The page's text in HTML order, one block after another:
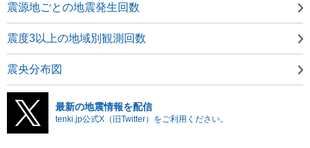
震源地ごとの地震発生回数
震度3以上の地域別観測回数
震央分布図
最新の地震情報を配信
tenki.jp公式X（旧Twitter）をご利用ください。